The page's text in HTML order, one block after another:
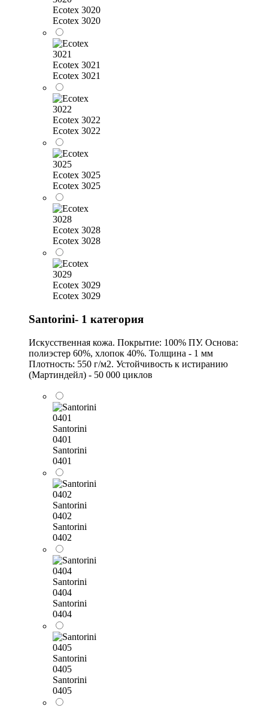
Ecotex 3020
Ecotex 3020
Ecotex 3021
Ecotex 3021
Ecotex 3022
Ecotex 3022
Ecotex 3025
Ecotex 3025
Ecotex 3028
Ecotex 3028
Ecotex 3029
Ecotex 3029
Santorini- 1 категория
Искусственная кожа. Покрытие: 100% ПУ. Основа:
полиэстер 60%, хлопок 40%. Толщина - 1 мм
Плотность: 550 г/м2. Устойчивость к истиранию
(Мартиндейл) - 50 000 циклов
Santorini
0401
Santorini
0401
Santorini
0402
Santorini
0402
Santorini
0404
Santorini
0404
Santorini
0405
Santorini
0405